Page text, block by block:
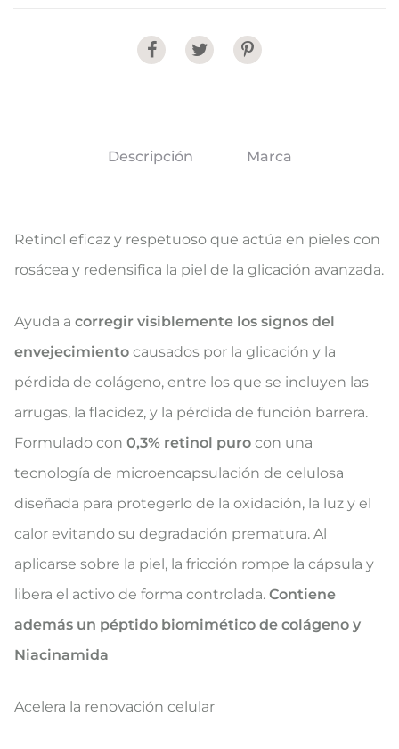
Share
Descripción Marca
Retinol eficaz y respetuoso que actúa en pieles con
rosácea y redensifica la piel de la glicación avanzada.
Ayuda a corregir visiblemente los signos del
envejecimiento causados por la glicación y la
pérdida de colágeno, entre los que se incluyen las
arrugas, la flacidez, y la pérdida de función barrera.
Formulado con 0,3% retinol puro con una
tecnología de microencapsulación de celulosa
diseñada para protegerlo de la oxidación, la luz y el
calor evitando su degradación prematura. Al
aplicarse sobre la piel, la fricción rompe la cápsula y
libera el activo de forma controlada. Contiene
además un péptido biomimético de colágeno y
Niacinamida
Acelera la renovación celular